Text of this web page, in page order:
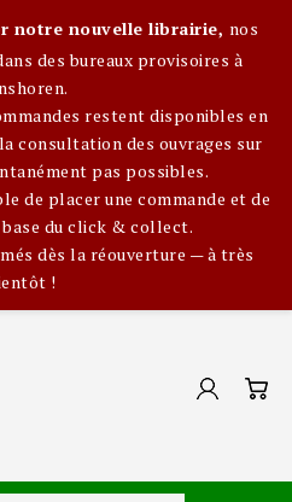
notre nouvelle librairie, nos
des bureaux provisoires à
restent disponibles en
consultation des ouvrages sur
pas possibles.
de placer une commande et de
du click & collect.
dès la réouverture — à très
!